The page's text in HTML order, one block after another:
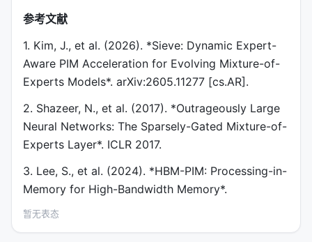
参考文献
1. Kim, J., et al. (2026). *Sieve: Dynamic Expert-
Aware PIM Acceleration for Evolving Mixture-of-
Experts Models*. arXiv:2605.11277 [cs.AR].
2. Shazeer, N., et al. (2017). *Outrageously Large
Neural Networks: The Sparsely-Gated Mixture-of-
Experts Layer*. ICLR 2017.
3. Lee, S., et al. (2024). *HBM-PIM: Processing-in-
Memory for High-Bandwidth Memory*.
暂无表态